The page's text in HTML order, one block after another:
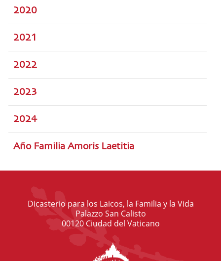
2020
2021
2022
2023
2024
Año Familia Amoris Laetitia
Dicasterio para los Laicos, la Familia y la Vida
Palazzo San Calisto
00120 Ciudad del Vaticano